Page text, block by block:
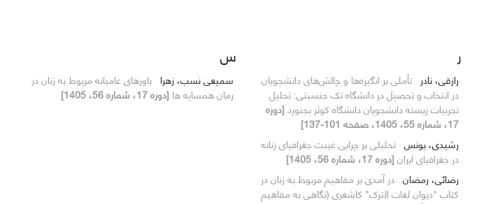
ر
رازقی، نادر تأملی بر انگیزه‌ها و چالش‌های دانشجویان
در انتخاب و تحصیل در دانشگاه تک جنسیتی: تحلیل
تجربیات زیسته دانشجویان دانشگاه کوثر بجنورد [دوره
17، شماره 55، 1405، صفحه 101-137]
رشیدی، یونس تحلیلی بر چرایی غیبت جغرافیای زنانه
در جغرافیای ایران [دوره 17، شماره 56، 1405]
رضائی، رمضان در آمدی بر مفاهیم مربوط به زنان در
کتاب "دیوان لغات الترک" کاشغری (نگاهی به مفاهیم
س
سمیعی نسب، زهرا باورهای عامیانه مربوط به زنان در
رمان همسایه ها [دوره 17، شماره 56، 1405]